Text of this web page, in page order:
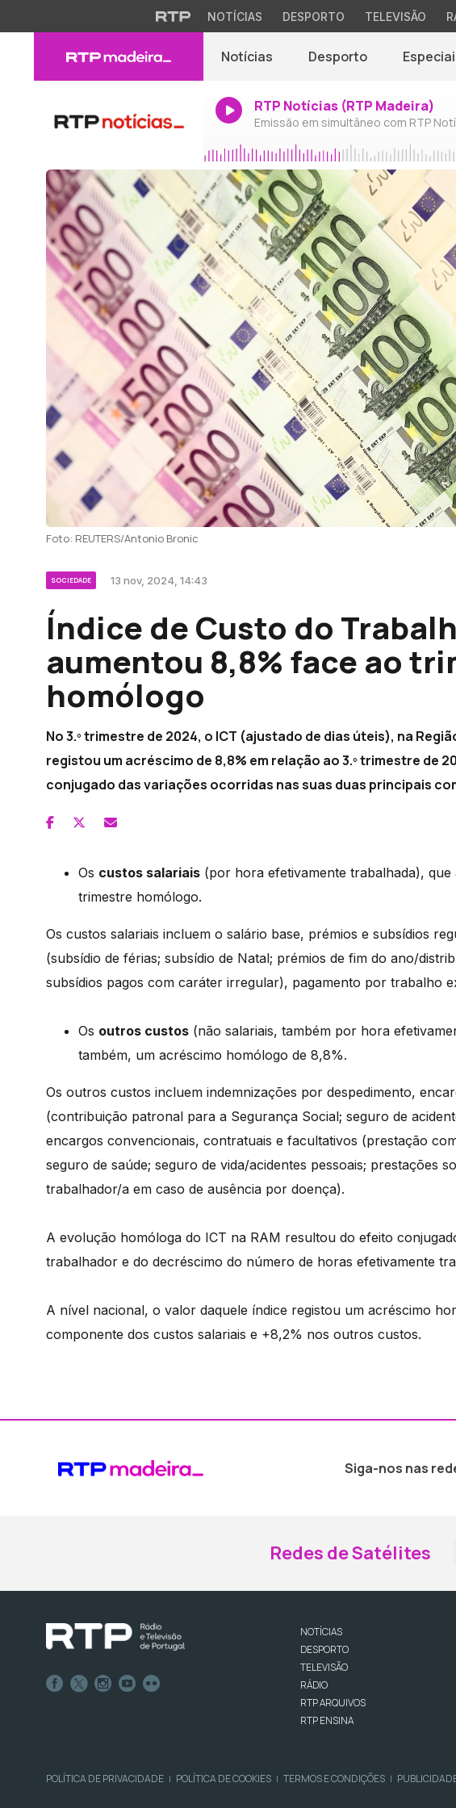
NOTÍCIAS DESPORTO TELEVISÃO
Notícias Desporto
RTP Notícias (RTP Madeira)
Emissão em simultâneo com RTP
Foto: REUTERS/Antonio Bronic
SOCIEDADE 13 nov, 2024, 14:43
Índice de Custo do
aumentou 8,8% face ao
homólogo
No 3.º trimestre de 2024, o ICT (ajustado de dias úteis), na
registou um acréscimo de 8,8% em relação ao 3.º trimestre de
conjugado das variações ocorridas nas suas duas principais
Os custos salariais (por hora efetivamente trabalhada),
trimestre homólogo.
Os custos salariais incluem o salário base, prémios e subsídios
(subsídio de férias; subsídio de Natal; prémios de fim do ano/
subsídios pagos com caráter irregular), pagamento por trabalho
Os outros custos (não salariais, também por hora
também, um acréscimo homólogo de 8,8%.
Os outros custos incluem indemnizações por despedimento,
(contribuição patronal para a Segurança Social; seguro de
encargos convencionais, contratuais e facultativos (prestação
seguro de saúde; seguro de vida/acidentes pessoais; prestações
trabalhador/a em caso de ausência por doença).
A evolução homóloga do ICT na RAM resultou do efeito
trabalhador e do decréscimo do número de horas efetivamente
A nível nacional, o valor daquele índice registou um acréscimo
componente dos custos salariais e +8,2% nos outros custos.
Siga-nos nas
Redes de Satélites
NOTÍCIAS
DESPORTO
TELEVISÃO
RÁDIO
RTP ARQUIVOS
RTP ENSINA
POLÍTICA DE PRIVACIDADE | POLÍTICA DE COOKIES | TERMOS E CONDIÇÕES |